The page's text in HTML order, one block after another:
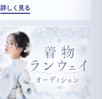
詳しく見る